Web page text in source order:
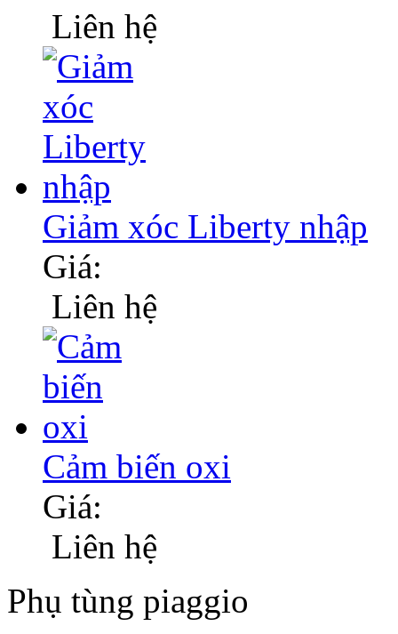
Liên hệ
Giảm xóc Liberty nhập
Giá:
Liên hệ
Cảm biến oxi
Giá:
Liên hệ
Phụ tùng piaggio